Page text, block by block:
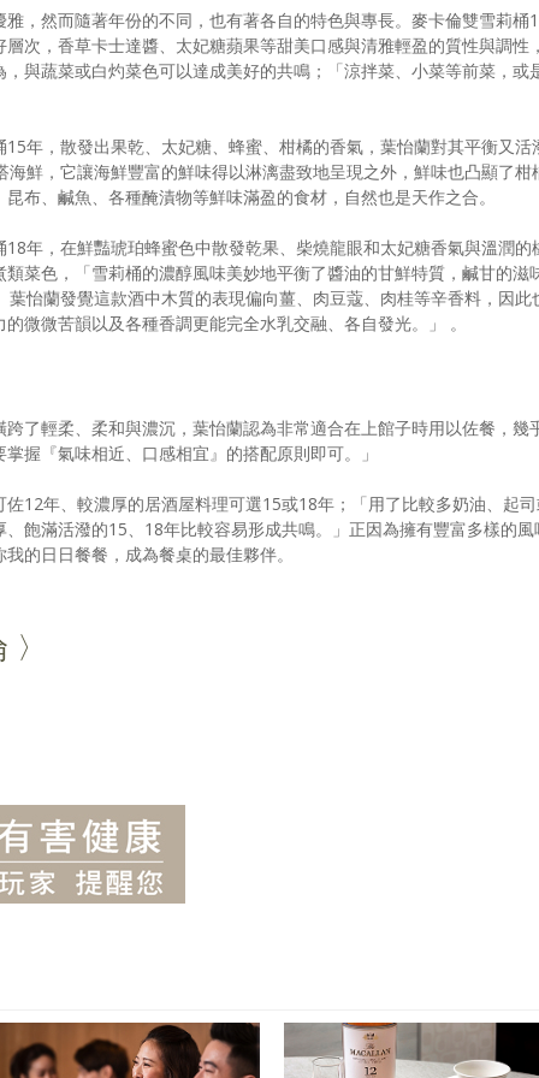
，然而隨著年份的不同，也有著各自的特色與專長。麥卡倫雙雪莉桶
次，香草卡士達醬、太妃糖蘋果等甜美口感與清雅輕盈的質性與調性
與蔬菜或白灼菜色可以達成美好的共鳴；「涼拌菜、小菜等前菜，或
年，散發出果乾、太妃糖、蜂蜜、柑橘的香氣，葉怡蘭對其平衡又活
鮮，它讓海鮮豐富的鮮味得以淋漓盡致地呈現之外，鮮味也凸顯了柑
布、鹹魚、各種醃漬物等鮮味滿盈的食材，自然也是天作之合。
年，在鮮豔琥珀蜂蜜色中散發乾果、柴燒龍眼和太妃糖香氣與溫潤的
菜色，「雪莉桶的濃醇風味美妙地平衡了醬油的甘鮮特質，鹹甘的滋
怡蘭發覺這款酒中木質的表現偏向薑、肉豆蔻、肉桂等辛香料，因此
微微苦韻以及各種香調更能完全水乳交融、各自發光。」 。
了輕柔、柔和與濃沉，葉怡蘭認為非常適合在上館子時用以佐餐，幾
握『氣味相近、口感相宜』的搭配原則即可。」
12年、較濃厚的居酒屋料理可選15或18年；「用了比較多奶油、起
飽滿活潑的15、18年比較容易形成共鳴。」正因為擁有豐富多樣的風
的日日餐餐，成為餐桌的最佳夥伴。